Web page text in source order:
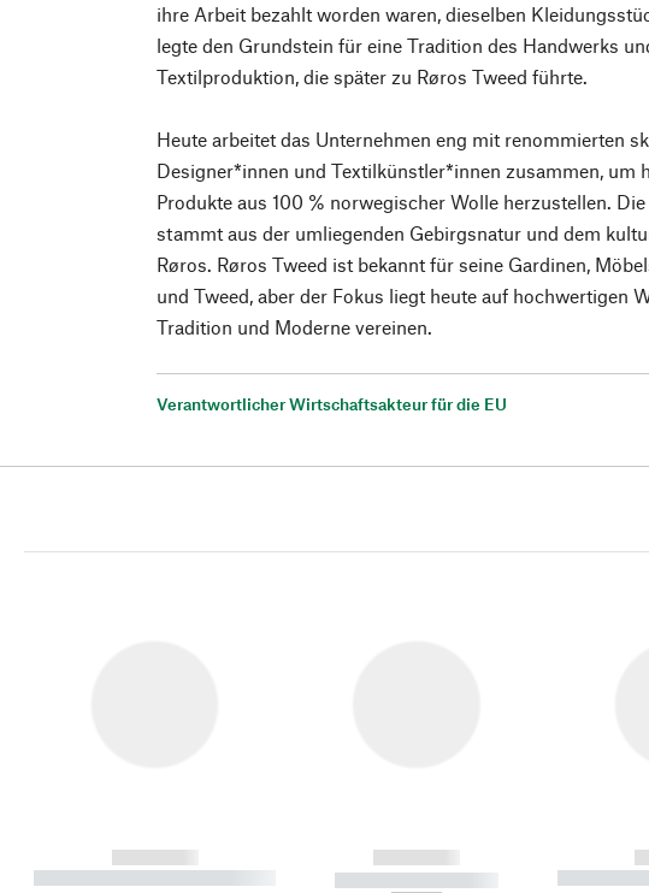
ihre Arbeit bezahlt worden waren, dieselben
legte den Grundstein für eine Tradition des Handwerks
Textilproduktion, die später zu Røros Tweed führte.
Heute arbeitet das Unternehmen eng mit renommierten
Designer*innen und Textilkünstler*innen zusammen, um
Produkte aus 100 % norwegischer Wolle herzustellen.
stammt aus der umliegenden Gebirgsnatur und dem
Røros. Røros Tweed ist bekannt für seine Gardinen,
und Tweed, aber der Fokus liegt heute auf hochwertigen
Tradition und Moderne vereinen.
Verantwortlicher Wirtschaftsakteur für die EU
------------
----------- ----------- ----------
------------
----------- -----------
-----------